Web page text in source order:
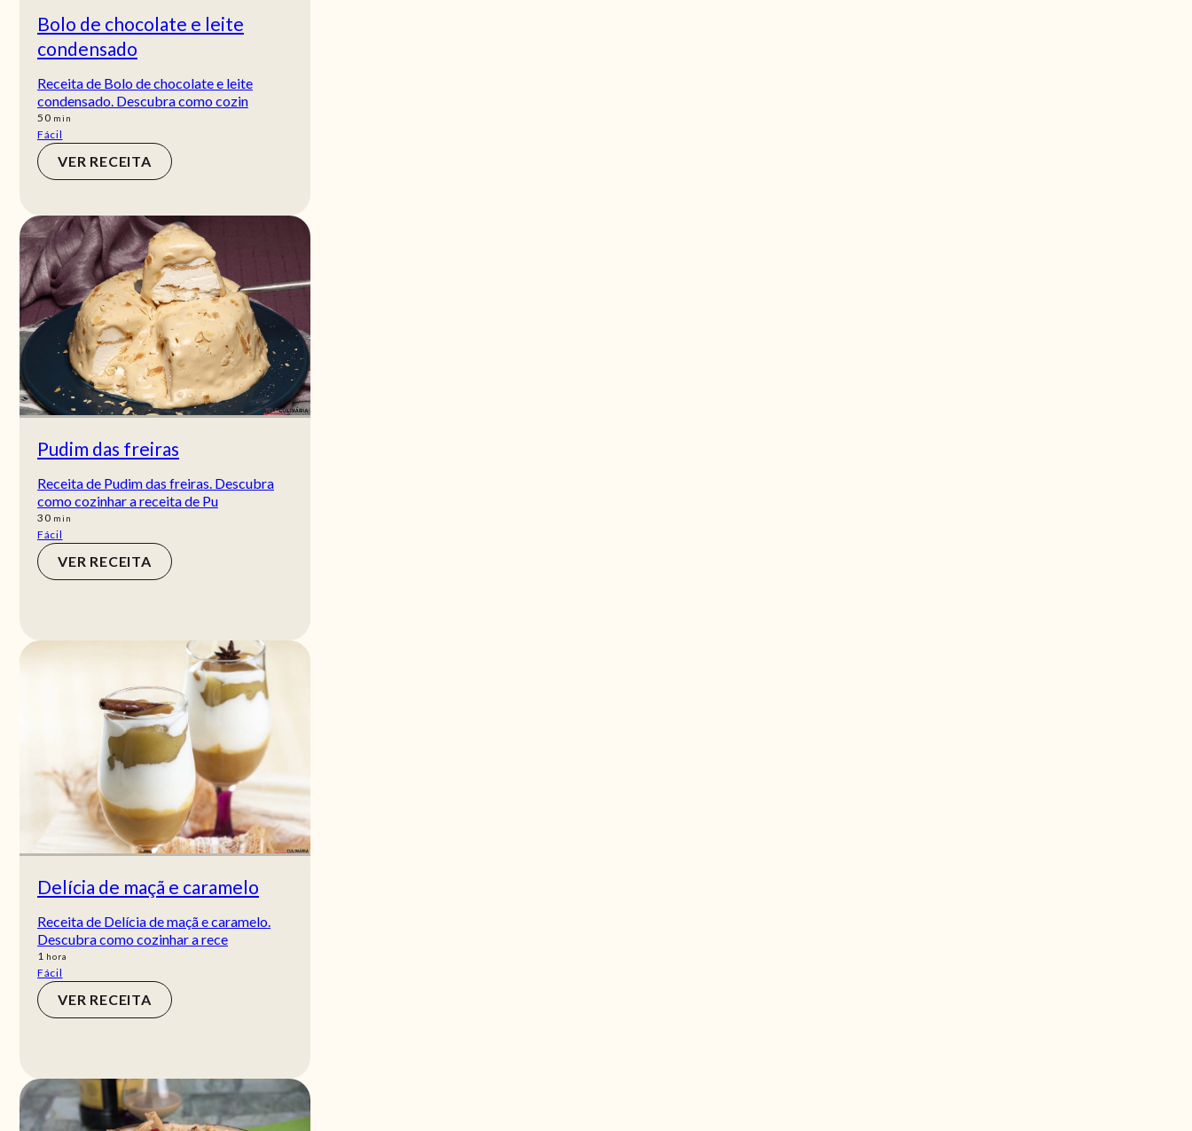
Bolo de chocolate e leite
condensado
Receita de Bolo de chocolate e leite
condensado. Descubra como cozin
50min
min
Fácil
VER RECEITA
Pudim das freiras
Receita de Pudim das freiras. Descubra
como cozinhar a receita de Pu
30min
min
Fácil
VER RECEITA
Delícia de maçã e caramelo
Receita de Delícia de maçã e caramelo.
Descubra como cozinhar a rece
1 hora
hora
Fácil
VER RECEITA